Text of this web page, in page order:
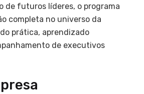
de futuros líderes, o programa
completa no universo da
prática, aprendizado
de executivos